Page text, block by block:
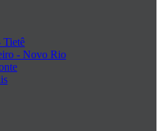
Tietê
- Novo Rio